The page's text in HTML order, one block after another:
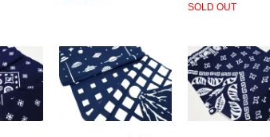
SOLD OUT